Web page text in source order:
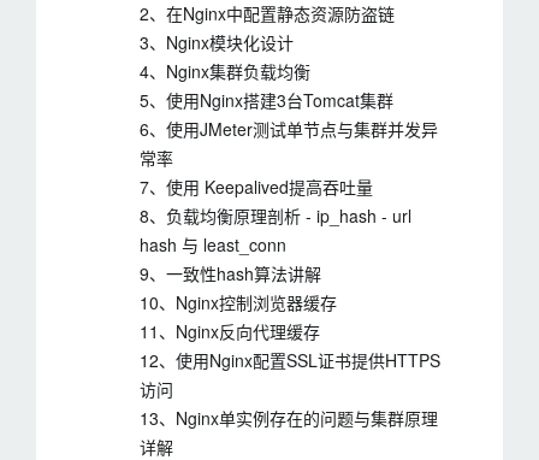
2、在Nginx中配置静态资源防盗链
3、Nginx模块化设计
4、Nginx集群负载均衡
5、使用Nginx搭建3台Tomcat集群
6、使用JMeter测试单节点与集群并发异
常率
7、使用 Keepalived提高吞吐量
8、负载均衡原理剖析 - ip_hash - url
hash 与 least_conn
9、一致性hash算法讲解
10、Nginx控制浏览器缓存
11、Nginx反向代理缓存
12、使用Nginx配置SSL证书提供HTTPS
访问
13、Nginx单实例存在的问题与集群原理
详解